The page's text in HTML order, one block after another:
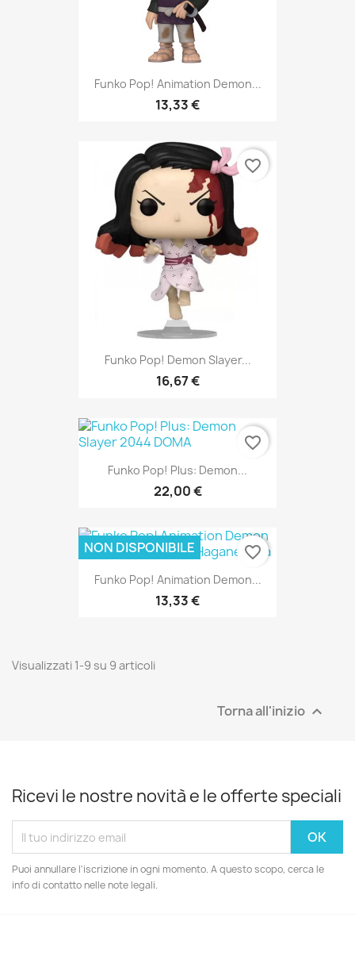
Funko Pop! Animation Demon...
13,33 €
Funko Pop! Demon Slayer...
16,67 €
favorite_border
Funko Pop! Plus: Demon...
22,00 €
favorite_border
Funko Pop! Animation Demon...
13,33 €
NON DISPONIBILE favorite_border
Visualizzati 1-9 su 9 articoli
Torna all'inizio 
Ricevi le nostre novità e le offerte speciali
Puoi annullare l'iscrizione in ogni momento. A questo scopo, cerca le
info di contatto nelle note legali.